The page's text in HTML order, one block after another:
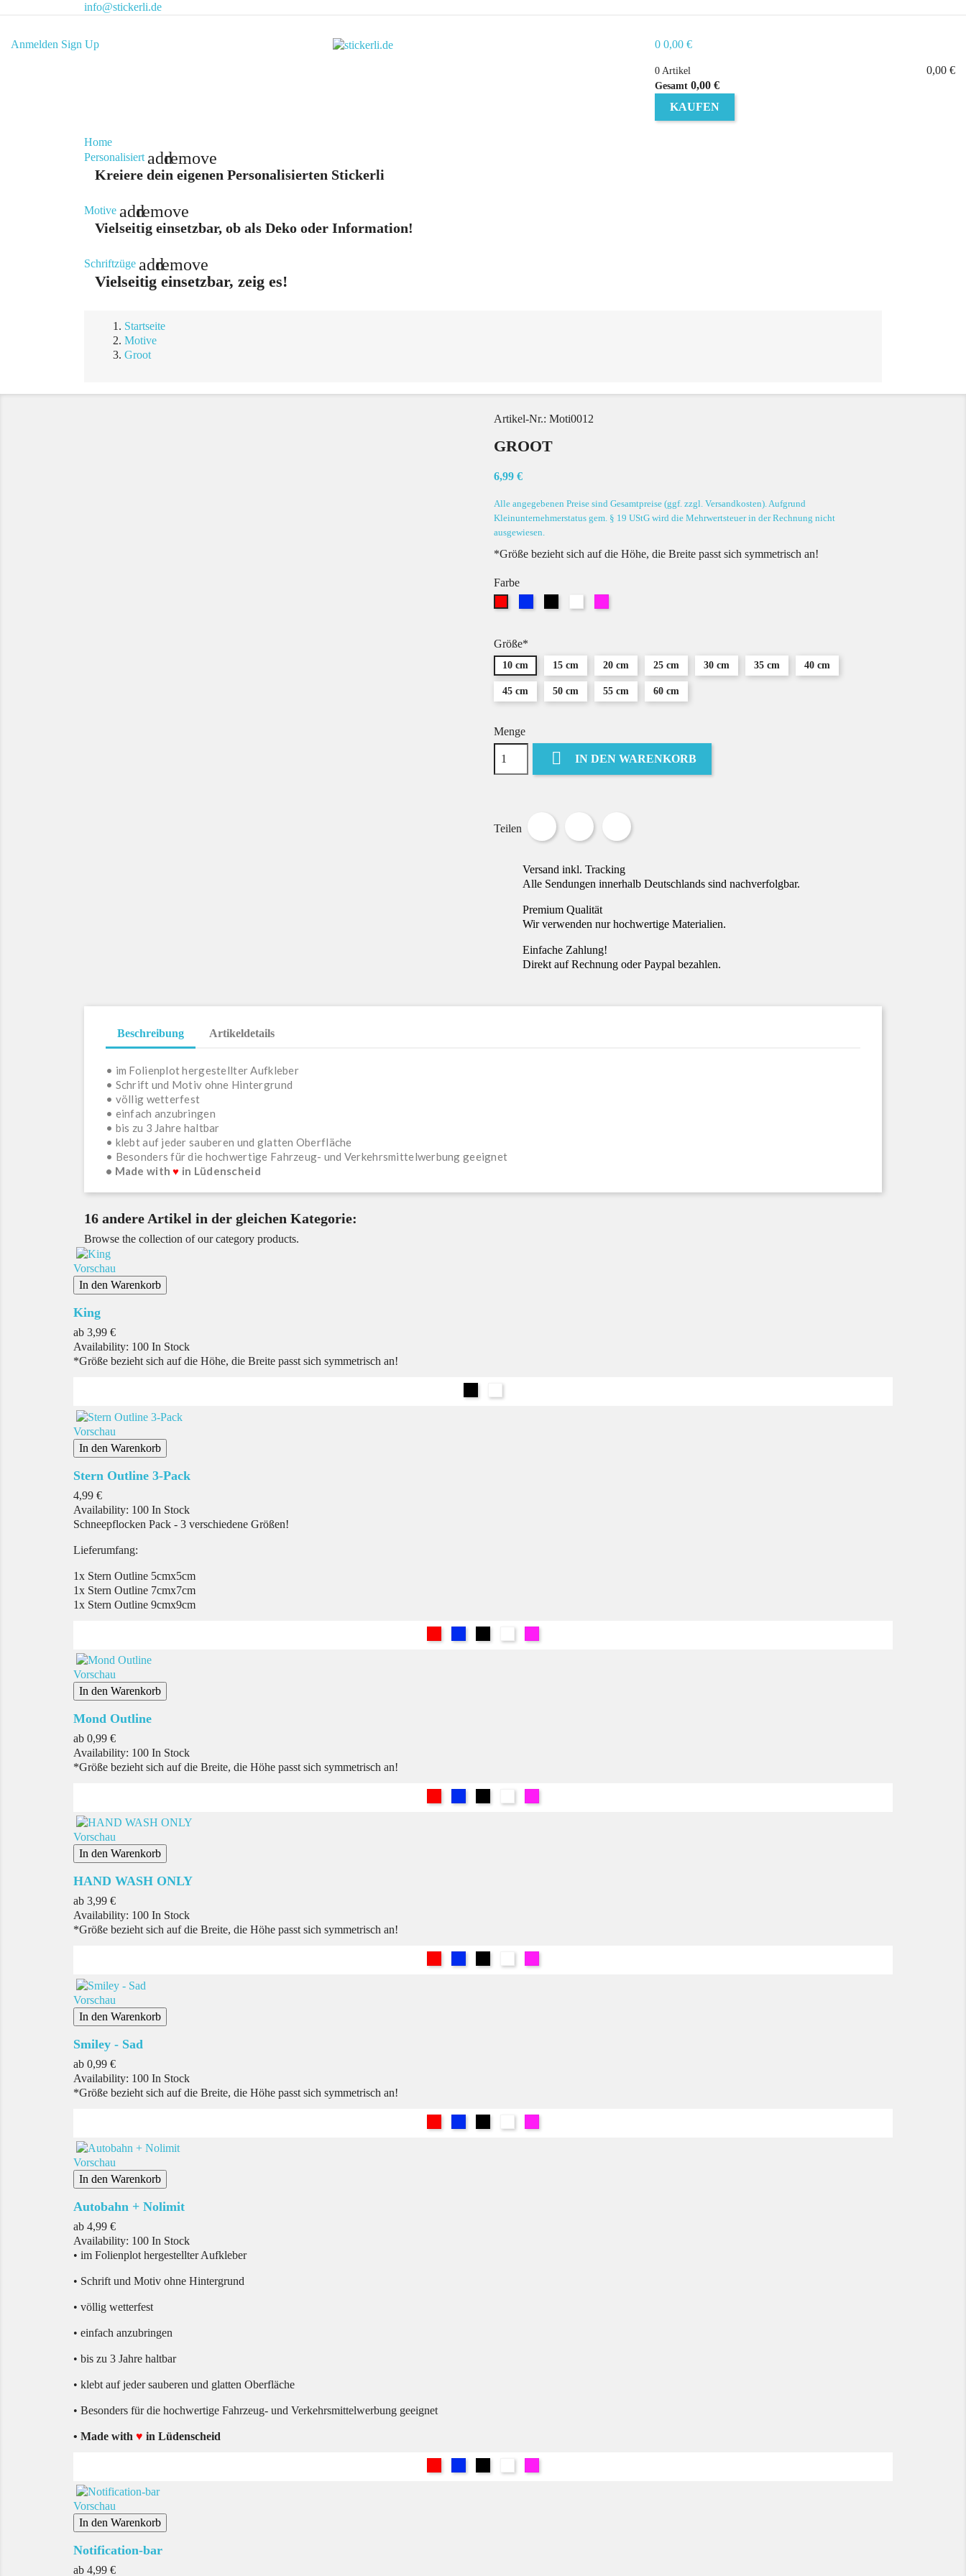
info@stickerli.de
Anmelden Sign Up 0 0,00 €
0 Artikel 0,00 €
Gesamt 0,00 €
KAUFEN
Home
Personalisiert addremove
Kreiere dein eigenen Personalisierten Stickerli
Motive addremove
Vielseitig einsetzbar, ob als Deko oder Information!
Schriftzüge addremove
Vielseitig einsetzbar, zeig es!
Startseite
Motive
Groot
Artikel-Nr.: Moti0012
GROOT
6,99 €
Alle angegebenen Preise sind Gesamtpreise (ggf. zzgl. Versandkosten). Aufgrund
Kleinunternehmerstatus gem. § 19 UStG wird die Mehrwertsteuer in der Rechnung nicht
ausgewiesen.
*Größe bezieht sich auf die Höhe, die Breite passt sich symmetrisch an!
Farbe
Größe*
10 cm 15 cm 20 cm 25 cm 30 cm 35 cm 40 cm
45 cm 50 cm 55 cm 60 cm
Menge
 IN DEN WARENKORB
Teilen
Versand inkl. Tracking
Alle Sendungen innerhalb Deutschlands sind nachverfolgbar.
Premium Qualität
Wir verwenden nur hochwertige Materialien.
Einfache Zahlung!
Direkt auf Rechnung oder Paypal bezahlen.
Beschreibung Artikeldetails
• im Folienplot hergestellter Aufkleber
• Schrift und Motiv ohne Hintergrund
• völlig wetterfest
• einfach anzubringen
• bis zu 3 Jahre haltbar
• klebt auf jeder sauberen und glatten Oberfläche
• Besonders für die hochwertige Fahrzeug- und Verkehrsmittelwerbung geeignet
• Made with♥ in Lüdenscheid
16 andere Artikel in der gleichen Kategorie:
Browse the collection of our category products.
Vorschau
In den Warenkorb
King
ab Preis
3,99 €
Availability: 100 In Stock
*Größe bezieht sich auf die Höhe, die Breite passt sich symmetrisch an!
Vorschau
In den Warenkorb
Stern Outline 3-Pack
Preis
4,99 €
Availability: 100 In Stock
Schneepflocken Pack - 3 verschiedene Größen!
Lieferumfang:
1x Stern Outline 5cmx5cm
1x Stern Outline 7cmx7cm
1x Stern Outline 9cmx9cm
Vorschau
In den Warenkorb
Mond Outline
ab Preis
0,99 €
Availability: 100 In Stock
*Größe bezieht sich auf die Breite, die Höhe passt sich symmetrisch an!
Vorschau
In den Warenkorb
HAND WASH ONLY
ab Preis
3,99 €
Availability: 100 In Stock
*Größe bezieht sich auf die Breite, die Höhe passt sich symmetrisch an!
Vorschau
In den Warenkorb
Smiley - Sad
ab Preis
0,99 €
Availability: 100 In Stock
*Größe bezieht sich auf die Breite, die Höhe passt sich symmetrisch an!
Vorschau
In den Warenkorb
Autobahn + Nolimit
ab Preis
4,99 €
Availability: 100 In Stock
• im Folienplot hergestellter Aufkleber
• Schrift und Motiv ohne Hintergrund
• völlig wetterfest
• einfach anzubringen
• bis zu 3 Jahre haltbar
• klebt auf jeder sauberen und glatten Oberfläche
• Besonders für die hochwertige Fahrzeug- und Verkehrsmittelwerbung geeignet
• Made with ♥ in Lüdenscheid
Vorschau
In den Warenkorb
Notification-bar
ab Preis
4,99 €